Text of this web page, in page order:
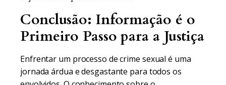
Conclusão: Informação é o
Primeiro Passo para a Justiça
Enfrentar um processo de crime sexual é uma
jornada árdua e desgastante para todos os